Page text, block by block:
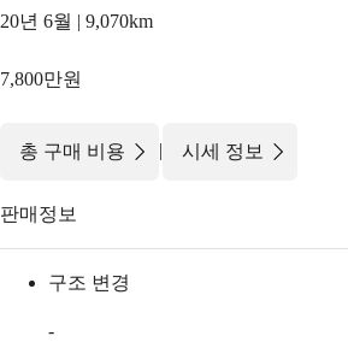
20년 6월 | 9,070km
7,800만원
총 구매 비용 | 시세 정보
판매정보
구조 변경
-